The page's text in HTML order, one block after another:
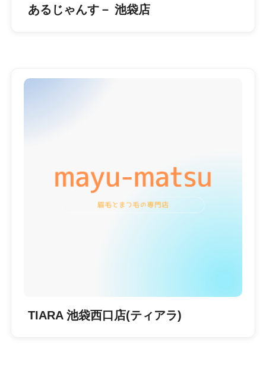
あるじゃんす－ 池袋店
TIARA 池袋西口店(ティアラ)